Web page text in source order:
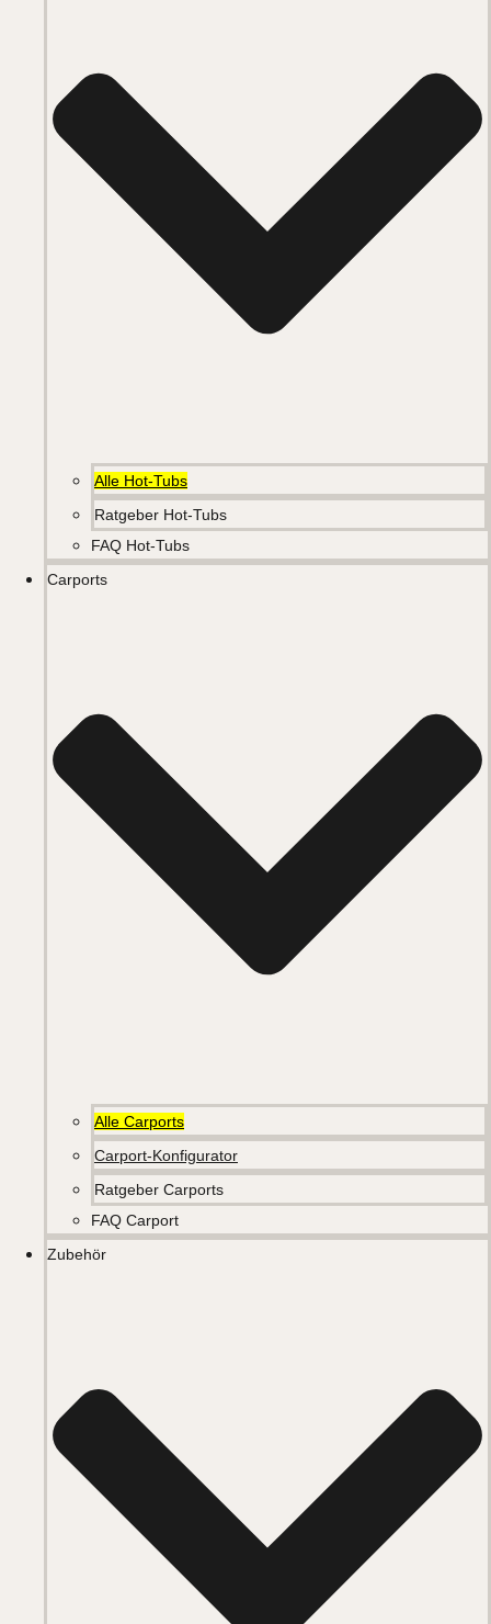
Alle Hot-Tubs
Ratgeber Hot-Tubs
FAQ Hot-Tubs
Carports
Alle Carports
Carport-Konfigurator
Ratgeber Carports
FAQ Carport
Zubehör